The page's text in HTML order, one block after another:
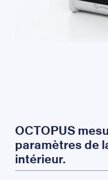
OCTOPUS
paramètres de
intérieur.